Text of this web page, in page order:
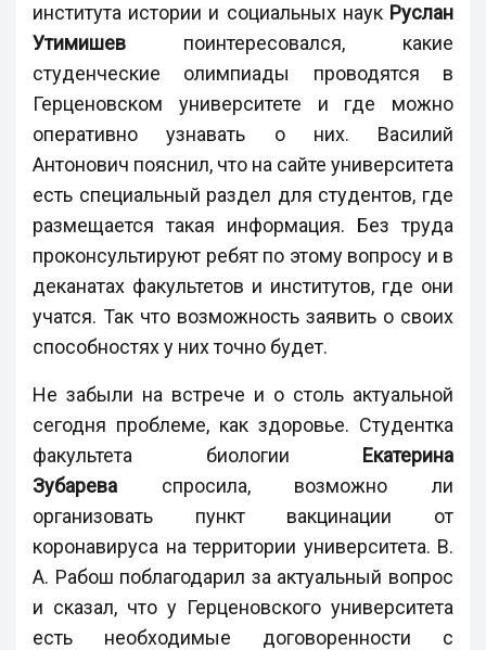
института истории и социальных наук Руслан
Утимишев поинтересовался, какие
студенческие олимпиады проводятся в
Герценовском университете и где можно
оперативно узнавать о них. Василий
Антонович пояснил, что на сайте университета
есть специальный раздел для студентов, где
размещается такая информация. Без труда
проконсультируют ребят по этому вопросу и в
деканатах факультетов и институтов, где они
учатся. Так что возможность заявить о своих
способностях у них точно будет.
Не забыли на встрече и о столь актуальной
сегодня проблеме, как здоровье. Студентка
факультета биологии Екатерина
Зубарева спросила, возможно ли
организовать пункт вакцинации от
коронавируса на территории университета. В.
А. Рабош поблагодарил за актуальный вопрос
и сказал, что у Герценовского университета
есть необходимые договоренности с